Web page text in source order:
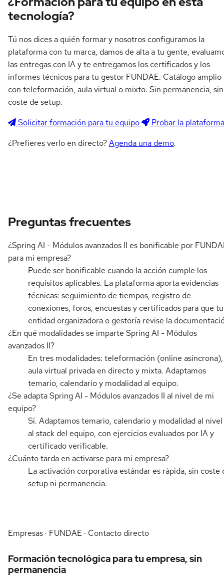
tecnología?
Tú nos dices a quién formar y nosotros configuramos la
plataforma con tu marca, damos de alta a tu gente,
las entregas con IA y te entregamos los certificados y los
informes técnicos para tu gestor FUNDAE. Catálogo amplio
con teleformación, aula virtual o mixto. Sin permanencia, sin
coste de setup.
Solicitar formación para tu equipo
Probar la plataforma
¿Prefieres verlo en directo?Agenda una demo.
Preguntas frecuentes
¿Spring AI - Módulos avanzados II es bonificable por
para mi empresa?
Puede ser bonificable cuando la acción cumple los
requisitos aplicables. La plataforma aporta evidencias
técnicas: seguimiento de tiempos, registro de
conexiones, foros, encuestas y certificados para que tu
entidad organizadora o gestoría revise la
¿En qué modalidades se imparte Spring AI - Módulos
avanzados II?
En tres modalidades: teleformación (online asíncrona),
aula virtual privada en directo y mixta. Adaptamos
temario, calendario y modalidad al equipo.
¿Se adapta Spring AI - Módulos avanzados II al nivel de mi
equipo?
Sí. Adaptamos temario, calendario y modalidad al
al stack del equipo, con ejercicios evaluados por IA y
certificado verificable.
¿Cuánto tarda en activarse para mi empresa?
La activación corporativa estándar es rápida, sin coste
setup ni permanencia.
Empresas · FUNDAE · Contacto directo
Formación tecnológica para tu empresa, sin
permanencia